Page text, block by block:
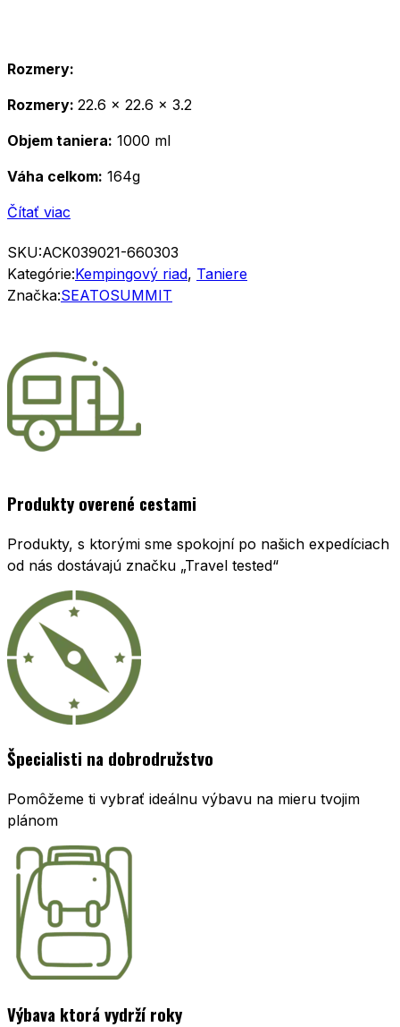
Rozmery:
Rozmery: 22.6 x 22.6 x 3.2
Objem taniera: 1000 ml
Váha celkom: 164g
Čítať viac
SKU:ACK039021-660303
Kategórie:Kempingový riad, Taniere
Značka:SEATOSUMMIT
Produkty overené cestami
Produkty, s ktorými sme spokojní po našich expedíciach
od nás dostávajú značku „Travel tested“
Špecialisti na dobrodružstvo
Pomôžeme ti vybrať ideálnu výbavu na mieru tvojim
plánom
Výbava ktorá vydrží roky